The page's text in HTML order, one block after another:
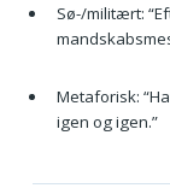
Sø-/militært:
Metaforisk:
igen og igen.”